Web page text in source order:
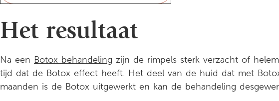
Het resultaat
Na een Botox behandeling zijn de rimpels sterk verzacht of
tijd dat de Botox effect heeft. Het deel van de huid dat met
maanden is de Botox uitgewerkt en kan de behandeling